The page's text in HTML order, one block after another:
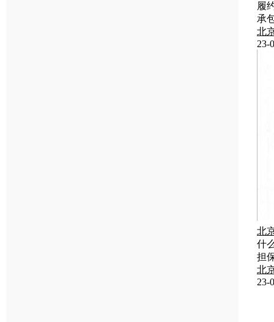
履
承
北
23-
北
什
担
北
23-